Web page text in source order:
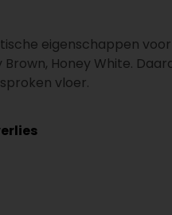
eigenschappen voor
Honey White.
vloer.